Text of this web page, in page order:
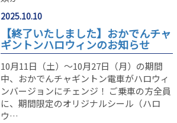
2025.10.10
【終了いたしました】おかでんチャ
ギントンハロウィンのお知らせ
10月11日（土）～10月27日（月）の期間
中、おかでんチャギントン電車がハロウィ
ンバージョンにチェンジ！ ご乗車の方全員
に、期間限定のオリジナルシール（ハロ
ウ…